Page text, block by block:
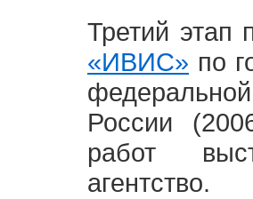
Третий этап
«ИВИС» по
России
работ
агентство.